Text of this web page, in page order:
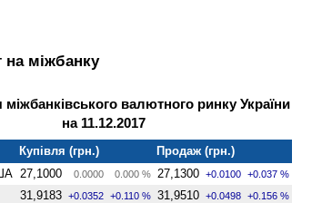
на міжбанку
міжбанківського валютного ринку України
на 11.12.2017
Купівля (грн.)
Продаж (грн.)
27,1000 0.0000 0.000 % 27,1300 +0.0100 +0.037 %
31,9183 +0.0352 +0.110 % 31,9510 +0.0498 +0.156 %